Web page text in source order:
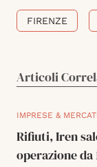
FIRENZE
Articoli
IMPRESE &
Rifiuti, Iren
operazione